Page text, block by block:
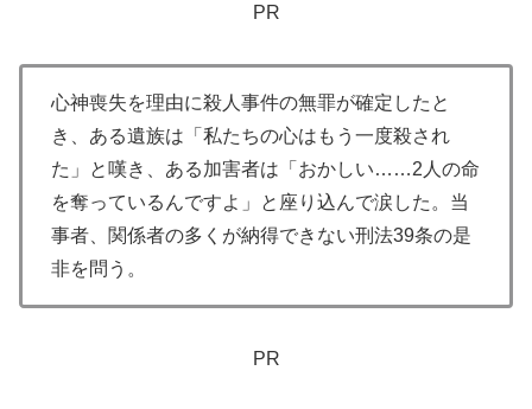
PR
心神喪失を理由に殺人事件の無罪が確定したと
き、ある遺族は「私たちの心はもう一度殺され
た」と嘆き、ある加害者は「おかしい……2人の命
を奪っているんですよ」と座り込んで涙した。当
事者、関係者の多くが納得できない刑法39条の是
非を問う。
PR